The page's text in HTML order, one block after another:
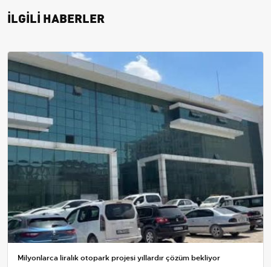
İLGİLİ HABERLER
Milyonlarca liralık otopark projesi yıllardır çözüm bekliyor